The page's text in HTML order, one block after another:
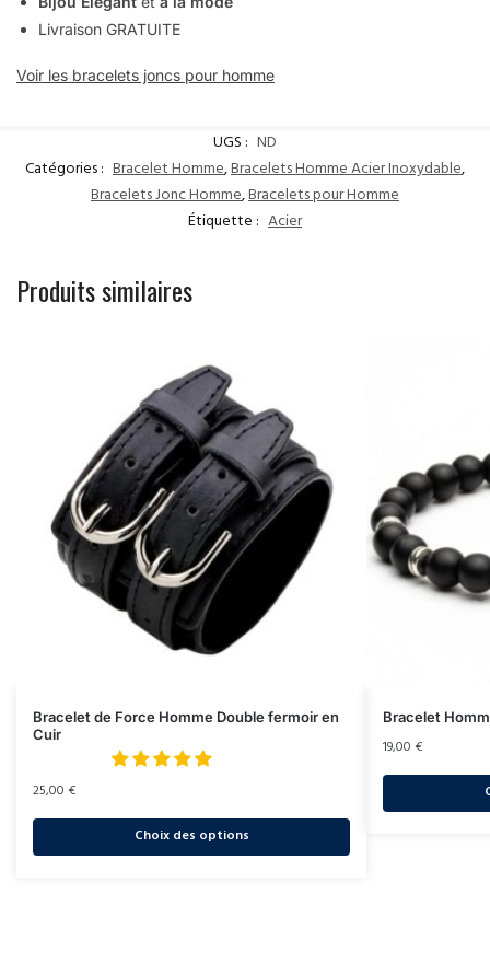
Livraison GRATUITE
Voir les bracelets joncs pour homme
UGS : ND
Catégories : Bracelet Homme,Bracelets Homme Acier Inoxydable,
Bracelets Jonc Homme,Bracelets pour Homme
Étiquette : Acier
Produits similaires
Bracelet de Force Homme Double fermoir en
Cuir
25,00 €
Choix des options
Bracelet
19,00 €